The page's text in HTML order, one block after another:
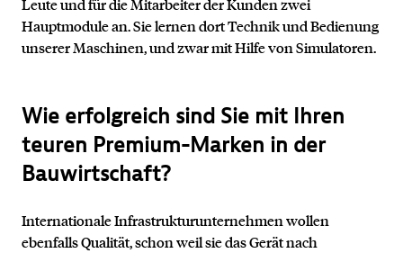
Leute und für die Mitarbeiter der Kunden zwei
Hauptmodule an. Sie lernen dort Technik und Bedienung
unserer Maschinen, und zwar mit Hilfe von Simulatoren.
Wie erfolgreich sind Sie mit Ihren
teuren Premium-Marken in der
Bauwirtschaft?
Internationale Infrastrukturunternehmen wollen
ebenfalls Qualität, schon weil sie das Gerät nach